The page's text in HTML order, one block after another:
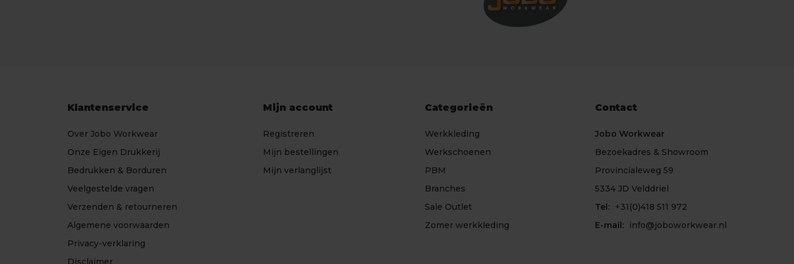
Klantenservice
Over Jobo Workwear
Onze Eigen Drukkerij
Bedrukken & Borduren
Veelgestelde vragen
Verzenden & retourneren
Algemene voorwaarden
Privacy-verklaring
Disclaimer
Mijn account
Registreren
Mijn bestellingen
Mijn verlanglijst
Categorieën
Werkkleding
Werkschoenen
PBM
Branches
Sale Outlet
Zomer werkkleding
Contact
Jobo Workwear
Bezoekadres & Showroom
Provincialeweg 59
5334 JD Velddriel
Tel: +31(0)418 511 972
E-mail:
info@joboworkwear.nl